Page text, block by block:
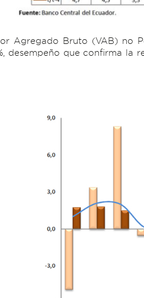
Agregado Bruto (VAB) no
desempeño que confirma la